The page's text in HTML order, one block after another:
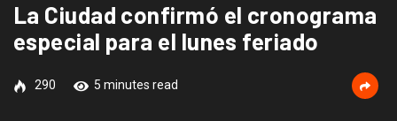
La Ciudad confirmó el cronograma
especial para el lunes feriado
290 5 minutes read